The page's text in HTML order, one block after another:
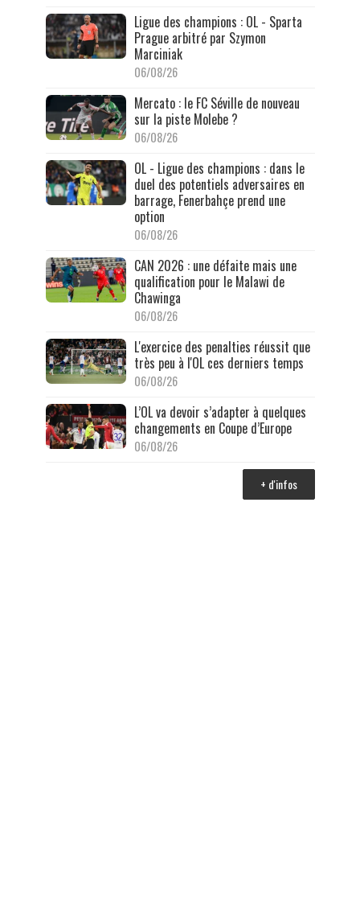
Ligue des champions : OL - Sparta
Prague arbitré par Szymon
Marciniak
06/08/26
Mercato : le FC Séville de nouveau
sur la piste Molebe ?
06/08/26
OL - Ligue des champions : dans le
duel des potentiels adversaires en
barrage, Fenerbahçe prend une
option
06/08/26
CAN 2026 : une défaite mais une
qualification pour le Malawi de
Chawinga
06/08/26
L'exercice des penalties réussit que
très peu à l'OL ces derniers temps
06/08/26
L’OL va devoir s’adapter à quelques
changements en Coupe d’Europe
06/08/26
+ d'infos